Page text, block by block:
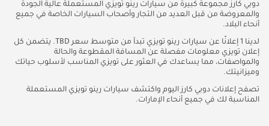
دوبي كارز مجموعة كبيرة من سيارات رينو تويزي المستعملة عالية الجودة
والمعروضة من قبل العديد من التجار وأصحاب السيارات الخاصة في جميع
أنحاء البلاد.
لدينا 1 إعلانًا عن سيارات رينو تويزي تبدأ من متوسط سعر TBD. يتضمن كل
إعلان تويزي معلومات مفصلة عن المسافة المقطوعة والحالة
والمواصفات، مما يساعدك في العثور على تويزي المناسب لأسلوب حياتك
وميزانيتك.
تصفح إعلانات دوبي كارز اليوم واكتشف سيارات رينو تويزي المستعملة
المناسبة لك في جميع أنحاء الإمارات.